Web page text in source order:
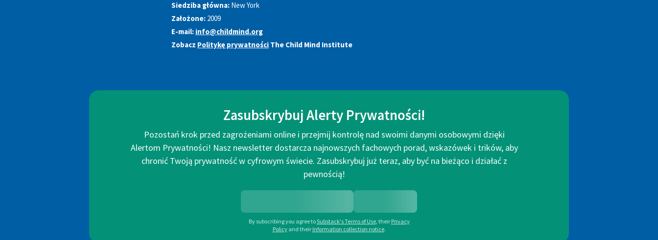
Siedziba główna: New York
Założone: 2009
E-mail: info@childmind.org
Zobacz Politykę prywatności The Child Mind Institute
Zasubskrybuj Alerty Prywatności!
Pozostań krok przed zagrożeniami online i przejmij kontrolę nad swoimi danymi osobowymi dzięki
Alertom Prywatności! Nasz newsletter dostarcza najnowszych fachowych porad, wskazówek i trików, aby
chronić Twoją prywatność w cyfrowym świecie. Zasubskrybuj już teraz, aby być na bieżąco i działać z
pewnością!
By subscribing you agree toSubstack's Terms of Use, their Privacy
Policy and their Information collection notice.